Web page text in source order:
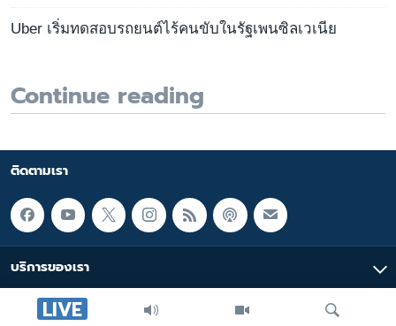
LIVE
Uber เริ่มทดสอบรถยนต์ไร้คนขับในรัฐเพนซิลเวเนีย
Continue reading
ติดตามเรา
บริการของเรา
มัลติมีเดีย